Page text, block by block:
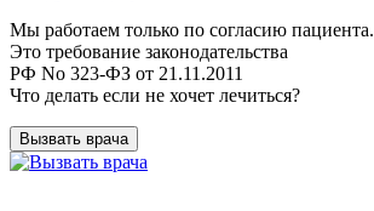
Мы работаем только по согласию пациента.
Это требование законодательства
РФ No 323-ФЗ от 21.11.2011
Что делать если не хочет лечиться?
Вызвать врача